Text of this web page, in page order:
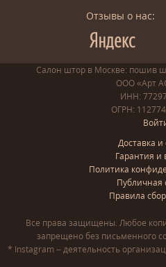
Отзывы о нас:
Салон штор в Москве: пошив
ООО «Арт
ИНН:
ОГРН:
Доставка и
Гарантия и
Политика
Публичная
Правила
Все права защищены. Любое
запрещено без письменного
* Instagram – деятельность